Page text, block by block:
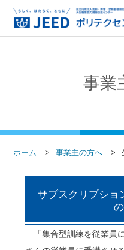
事業
ホーム 事業主の方へ
サブスクリプショ
「集合型訓練を従業員